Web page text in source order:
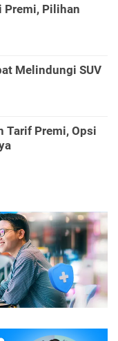
Premi, Pilihan
Melindungi SUV
Tarif Premi, Opsi